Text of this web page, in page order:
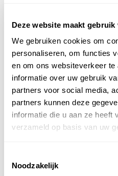
Deze website maakt gebruik
We gebruiken cookies om
personaliseren, om functies
en om ons websiteverkeer
informatie over uw gebruik
partners voor social media,
partners kunnen deze
informatie die u aan ze heeft
verzameld op basis van uw
Noodzakelijk
Officieel distributeur met
voor alle sectoren
Welke olie heb ik
Alle producten
ReferentiesKwikfit,